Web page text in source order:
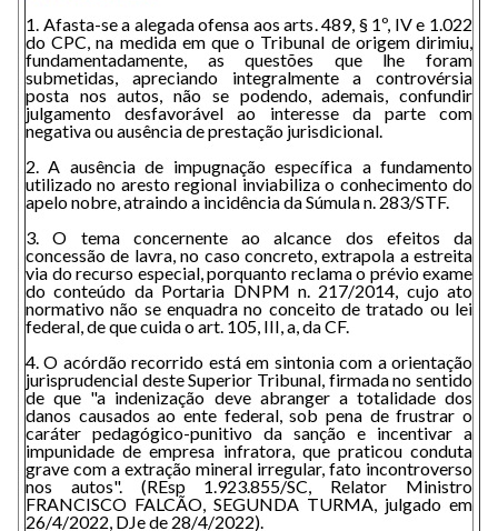
1. Afasta-se a alegada ofensa aos arts. 489, § 1º, IV e 1.022
do CPC, na medida em que o Tribunal de origem dirimiu,
fundamentadamente, as questões que lhe foram
submetidas, apreciando integralmente a controvérsia
posta nos autos, não se podendo, ademais, confundir
julgamento desfavorável ao interesse da parte com
negativa ou ausência de prestação jurisdicional.
2. A ausência de impugnação específica a fundamento
utilizado no aresto regional inviabiliza o conhecimento do
apelo nobre, atraindo a incidência da Súmula n. 283/STF.
3. O tema concernente ao alcance dos efeitos da
concessão de lavra, no caso concreto, extrapola a estreita
via do recurso especial, porquanto reclama o prévio exame
do conteúdo da Portaria DNPM n. 217/2014, cujo ato
normativo não se enquadra no conceito de tratado ou lei
federal, de que cuida o art. 105, III, a, da CF.
4. O acórdão recorrido está em sintonia com a orientação
jurisprudencial deste Superior Tribunal, firmada no sentido
de que "a indenização deve abranger a totalidade dos
danos causados ao ente federal, sob pena de frustrar o
caráter pedagógico-punitivo da sanção e incentivar a
impunidade de empresa infratora, que praticou conduta
grave com a extração mineral irregular, fato incontroverso
nos autos". (REsp 1.923.855/SC, Relator Ministro
FRANCISCO FALCÃO, SEGUNDA TURMA, julgado em
26/4/2022, DJe de 28/4/2022).